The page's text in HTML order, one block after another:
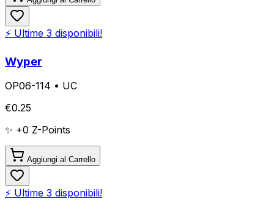
⚡ Ultime 3 disponibili!
Wyper
OP06-114 • UC
€0.25
✨ +0 Z-Points
Aggiungi al Carrello
⚡ Ultime 3 disponibili!